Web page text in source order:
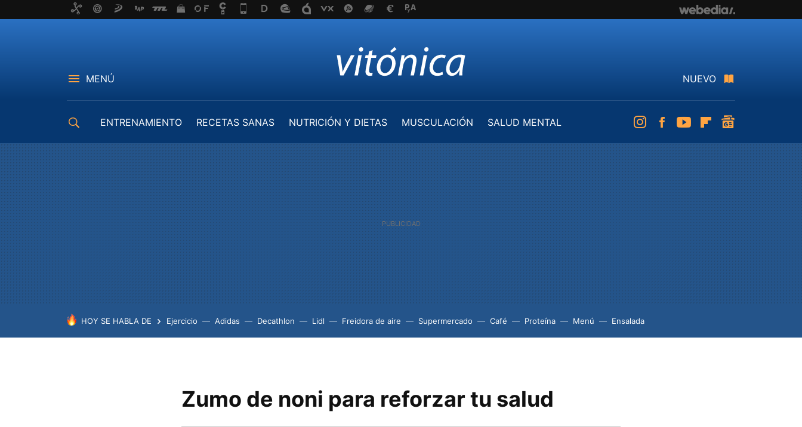
MENÚ NUEVO
ENTRENAMIENTO RECETAS SANAS NUTRICIÓN Y DIETAS MUSCULACIÓN
SALUD MENTAL
InstagramFacebookYoutubeFlipboard
HOY SE HABLA DE Ejercicio Adidas Decathlon Lidl Freidora de aire Supermercado Café Proteína Menú Ensalada
Zumo de noni para reforzar tu salud